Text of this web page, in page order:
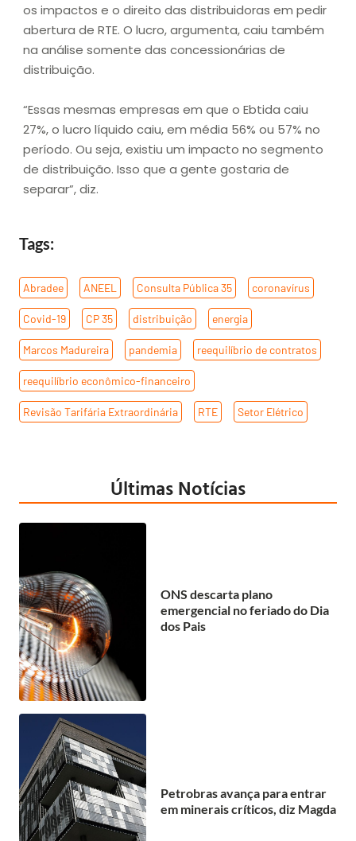
os impactos e o direito das distribuidoras em pedir
abertura de RTE. O lucro, argumenta, caiu também
na análise somente das concessionárias de
distribuição.
“Essas mesmas empresas em que o Ebtida caiu
27%, o lucro líquido caiu, em média 56% ou 57% no
período. Ou seja, existiu um impacto no segmento
de distribuição. Isso que a gente gostaria de
separar”, diz.
Tags:
Abradee ANEEL Consulta Pública 35 coronavírus
Covid-19 CP 35 distribuição energia
Marcos Madureira pandemia reequilíbrio de contratos
reequilíbrio econômico-financeiro
Revisão Tarifária Extraordinária RTE Setor Elétrico
Últimas Notícias
ONS descarta plano
emergencial no feriado do Dia
dos Pais
Petrobras avança para entrar
em minerais críticos, diz Magda